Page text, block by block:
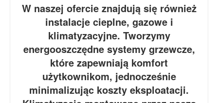
W naszej ofercie znajdują się również
instalacje cieplne, gazowe i
klimatyzacyjne. Tworzymy
energooszczędne systemy grzewcze,
które zapewniają komfort
użytkownikom, jednocześnie
minimalizując koszty eksploatacji.